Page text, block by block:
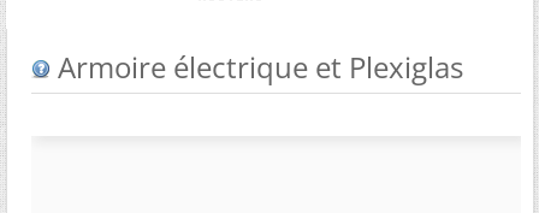
Armoire électrique et Plexiglas